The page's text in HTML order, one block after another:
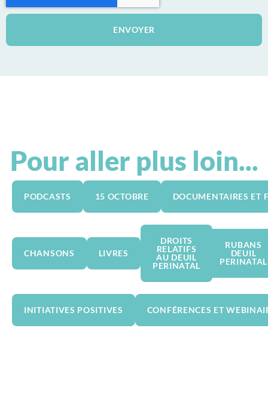
ENVOYER
Pour aller plus loin...
PODCASTS 15 OCTOBRE DOCUMENTAIRES ET
CHANSONS LIVRES
DROITS
RELATIFS
AU DEUIL
PERINATAL
RUBANS
DEUIL
PERINATAL
INITIATIVES POSITIVES CONFÉRENCES ET